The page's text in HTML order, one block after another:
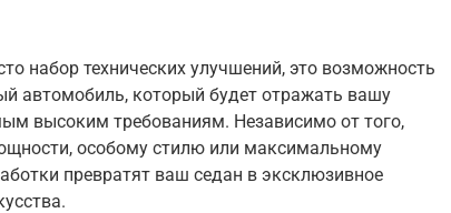
набор технических улучшений, это возможность
автомобиль, который будет отражать вашу
высоким требованиям. Независимо от того,
особому стилю или максимальному
превратят ваш седан в эксклюзивное